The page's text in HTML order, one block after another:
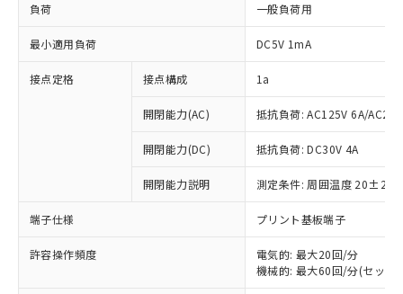
負荷 一般負荷用
最小適用負荷 DC5V 1mA
接点定格 接点構成 1a
開閉能力(AC) 抵抗負荷: AC125V 6A/
開閉能力(DC) 抵抗負荷: DC30V 4A
開閉能力説明 測定条件: 周囲温度 20±2℃
端子仕様 プリント基板端子
許容操作頻度
電気的: 最大20回/分
機械的: 最大60回/分(セット